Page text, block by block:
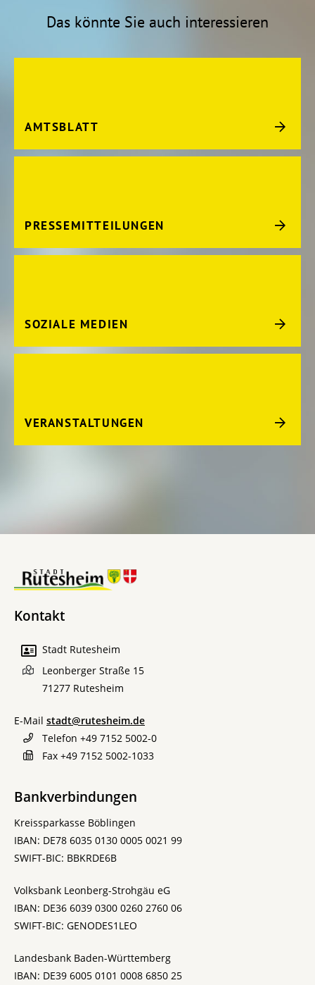
Das könnte Sie auch interessieren
AMTSBLATT
PRESSEMITTEILUNGEN
SOZIALE MEDIEN
VERANSTALTUNGEN
Kontakt
Stadt Rutesheim
Leonberger Straße 15
71277 Rutesheim
E-Mail stadt@rutesheim.de
Telefon +49 7152 5002-0
Fax +49 7152 5002-1033
Bankverbindungen
Kreissparkasse Böblingen
IBAN: DE78 6035 0130 0005 0021 99
SWIFT-BIC: BBKRDE6B
Volksbank Leonberg-Strohgäu eG
IBAN: DE36 6039 0300 0260 2760 06
SWIFT-BIC: GENODES1LEO
Landesbank Baden-Württemberg
IBAN: DE39 6005 0101 0008 6850 25